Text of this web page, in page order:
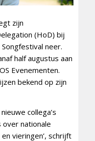
zijn
(HoD) bij
neer.
half augustus aan
Evenementen.
bekend op zijn
collega’s
over nationale
vieringen’, schrijft